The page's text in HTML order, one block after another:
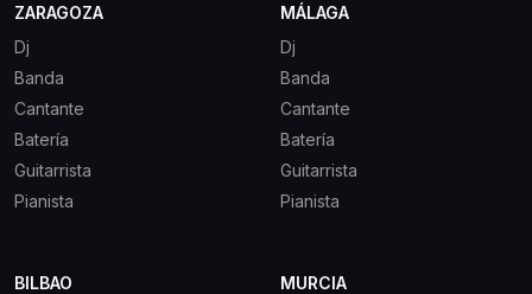
ZARAGOZA
Dj
Banda
Cantante
Batería
Guitarrista
Pianista
MÁLAGA
Dj
Banda
Cantante
Batería
Guitarrista
Pianista
BILBAO
MURCIA